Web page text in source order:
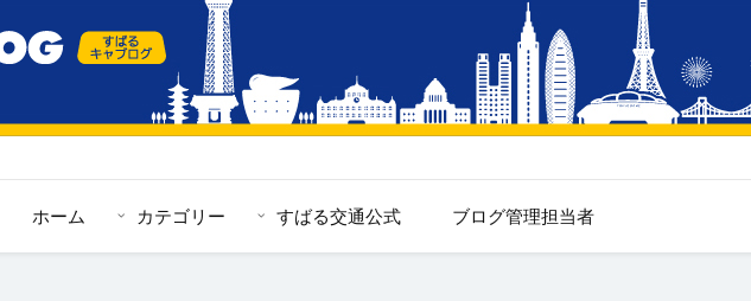
ホーム カテゴリー すばる交通公式 ブログ管理担当者